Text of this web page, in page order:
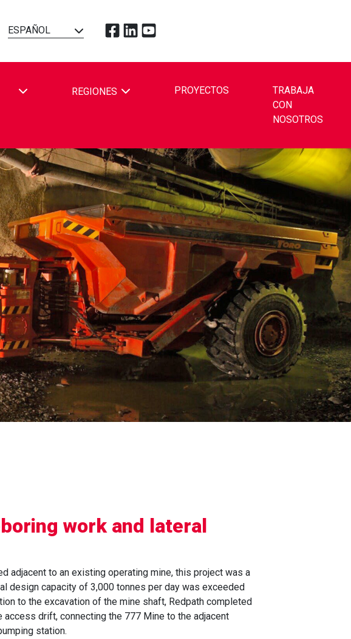
ESPAÑOL Toque para visitar Redpath Mining Contractors and
Toque para visitar Redpath Mining Contractors
Toque para visitar Redpath Mining Contractors
FACEBOOK
EN LINKEDIN
EN YOUTUBE
TOGGLE DROPDOWN
REGIONES PROYECTOS
TRABAJA
CON
NOSOTROS
work and lateral
adjacent to an existing operating mine, this project was a
design capacity of 3,000 tonnes per day was exceeded
to the excavation of the mine shaft, Redpath completed
drift, connecting the 777 Mine to the adjacent
station.